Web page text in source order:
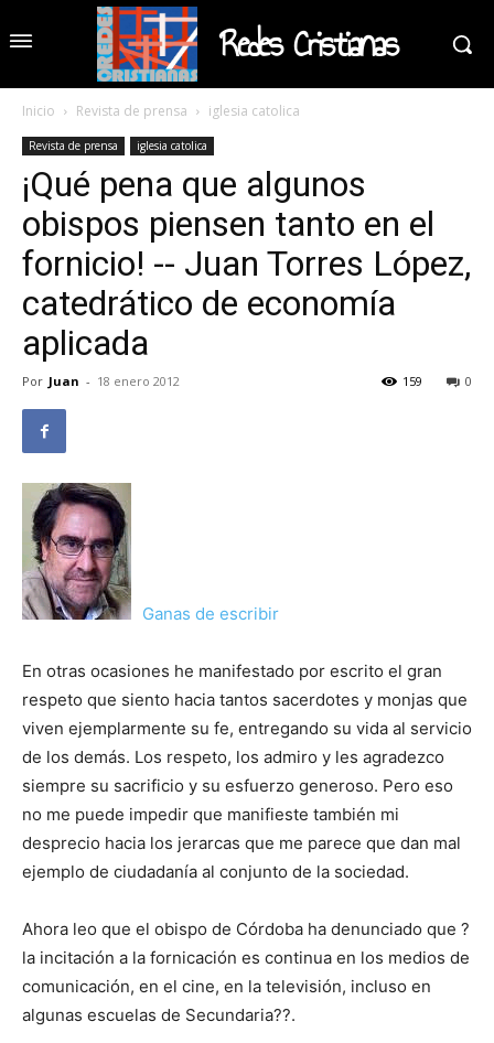
Redes Cristianas
Inicio Revista de prensa iglesia catolica
Revista de prensa iglesia catolica
¡Qué pena que algunos
obispos piensen tanto en el
fornicio! -- Juan Torres López,
catedrático de economía
aplicada
Por Juan - 18 enero 2012 0
159
Ganas de escribir
En otras ocasiones he manifestado por escrito el gran
respeto que siento hacia tantos sacerdotes y monjas que
viven ejemplarmente su fe, entregando su vida al servicio
de los demás. Los respeto, los admiro y les agradezco
siempre su sacrificio y su esfuerzo generoso. Pero eso
no me puede impedir que manifieste también mi
desprecio hacia los jerarcas que me parece que dan mal
ejemplo de ciudadanía al conjunto de la sociedad.
Ahora leo que el obispo de Córdoba ha denunciado que ?
la incitación a la fornicación es continua en los medios de
comunicación, en el cine, en la televisión, incluso en
algunas escuelas de Secundaria??.